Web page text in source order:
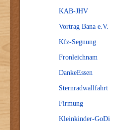
KAB-JHV
Vortrag Bana e.V.
Kfz-Segnung
Fronleichnam
DankeEssen
Sternradwallfahrt
Firmung
Kleinkinder-GoDi